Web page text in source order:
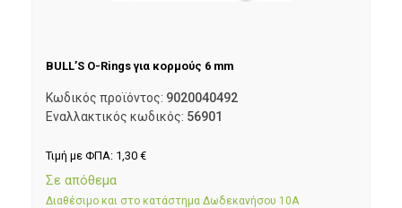
BULL’S O-Rings για κορμούς 6 mm
Κωδικός προϊόντος: 9020040492
Εναλλακτικός κωδικός: 56901
Τιμή με ΦΠΑ: 1,30 €
Σε απόθεμα
Διαθέσιμο και στο κατάστημα Δωδεκανήσου 10Α